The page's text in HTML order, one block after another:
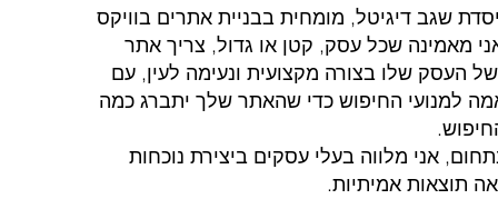
שגב דיגיטל, מומחית בבניית אתרים בוויקס
מאמינה שכל עסק, קטן או גדול, צריך אתר
העסק שלו בצורה מקצועית ונעימה לעין, עם
למנועי החיפוש כדי שהאתר שלך יתברג כמה
אני מלווה בעלי עסקים ביצירת נוכחות
תוצאות אמיתיות.